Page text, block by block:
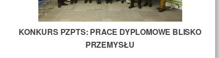
KONKURS PZPTS: PRACE DYPLOMOWE BLISKO
PRZEMYSŁU